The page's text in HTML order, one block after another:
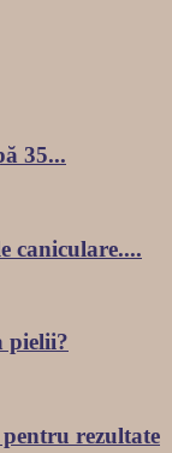
35...
caniculare....
pielii?
rezultate